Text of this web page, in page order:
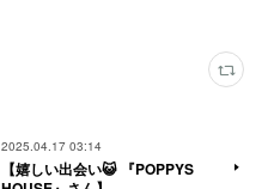
2025.04.17 03:14
【嬉しい出会い😺 『POPPYS